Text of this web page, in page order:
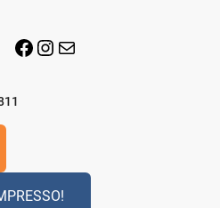
Facebook
Instagram
E-mail